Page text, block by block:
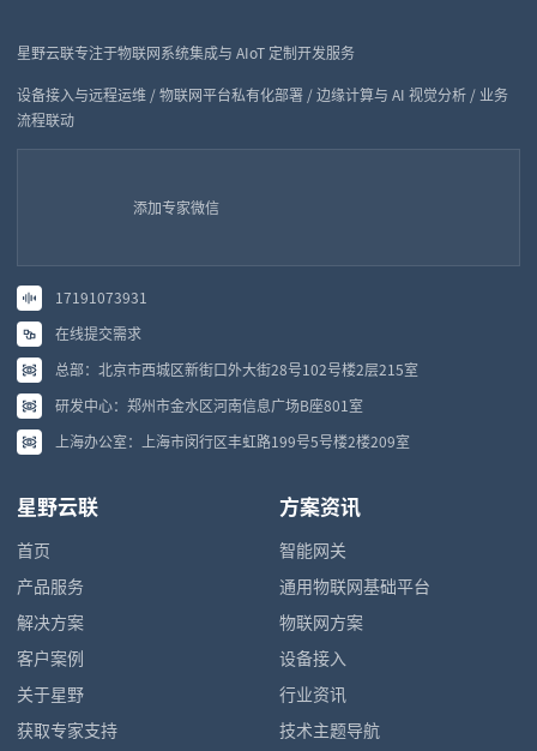
星野云联专注于物联网系统集成与 AIoT 定制开发服务
设备接入与远程运维 / 物联网平台私有化部署 / 边缘计算与 AI 视觉分析 / 业务
流程联动
添加专家微信
17191073931
在线提交需求
总部：北京市西城区新街口外大街28号102号楼2层215室
研发中心：郑州市金水区河南信息广场B座801室
上海办公室：上海市闵行区丰虹路199号5号楼2楼209室
星野云联
首页
产品服务
解决方案
客户案例
关于星野
获取专家支持
方案资讯
智能网关
通用物联网基础平台
物联网方案
设备接入
行业资讯
技术主题导航